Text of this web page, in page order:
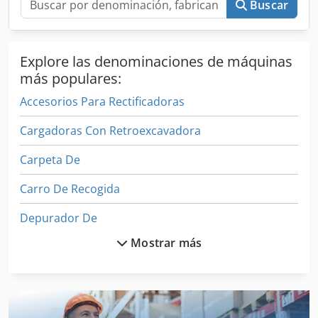
Panel de control con indicadores y al menos una toma de
corriente de 220V (puede utilizarse para cargar
de potencia equipados con protección mediante
cerraduras.
Buscar
Explore las denominaciones de máquinas
más populares:
Accesorios Para Rectificadoras
Cargadoras Con Retroexcavadora
Carpeta De
Carro De Recogida
Depurador De
Dispositivos De Control
Equipo De Taller
Mostrar más